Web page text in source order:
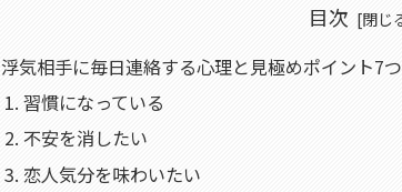
目次
浮気相手に毎日連絡する心理と見極めポイント7つ
習慣になっている
不安を消したい
恋人気分を味わいたい